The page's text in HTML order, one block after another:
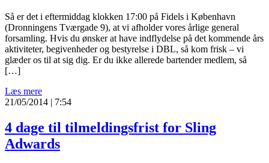
Så er det i eftermiddag klokken 17:00 på Fidels i København
(Dronningens Tværgade 9), at vi afholder vores årlige general
forsamling. Hvis du ønsker at have indflydelse på det kommende års
aktiviteter, begivenheder og bestyrelse i DBL, så kom frisk – vi
glæder os til at sig dig. Er du ikke allerede bartender medlem, så
[…]
Læs mere
21/05/2014 | 7:54
4 dage til tilmeldingsfrist for Sling
Adwards